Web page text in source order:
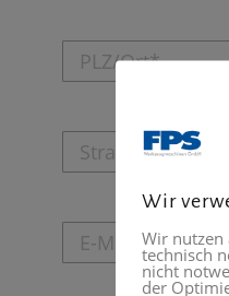
Wir
Wir nutzen
technisch
nicht
der